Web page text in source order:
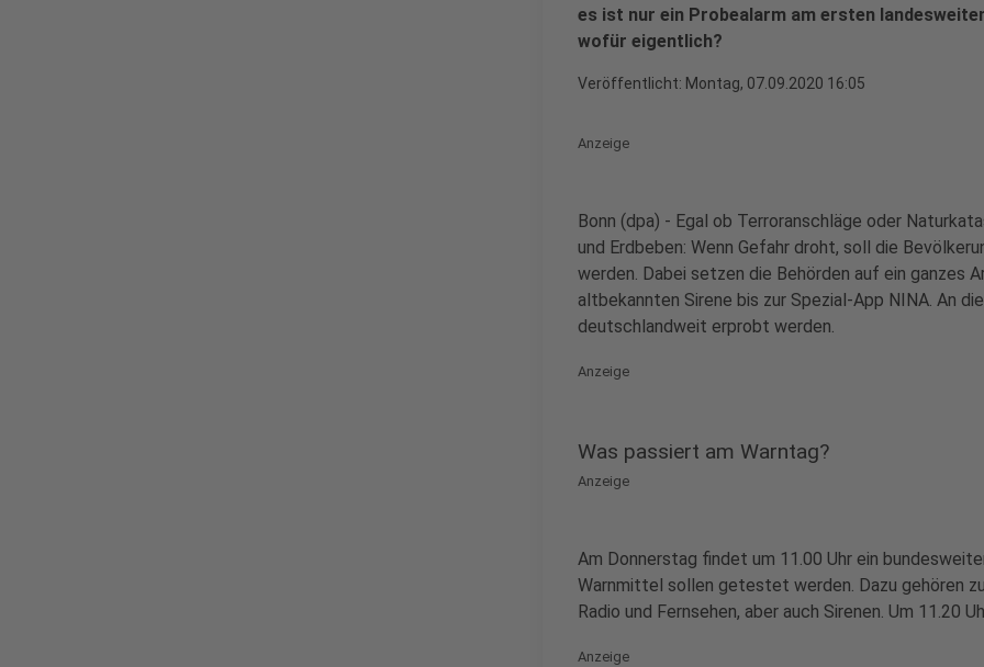
es ist nur ein Probealarm am ersten
wofür eigentlich?
Veröffentlicht: Montag, 07.09.2020 16:05
Anzeige
Bonn (dpa) - Egal ob Terroranschläge oder
und Erdbeben: Wenn Gefahr droht, soll die
werden. Dabei setzen die Behörden auf ein ganzes
altbekannten Sirene bis zur Spezial-App NINA. An
deutschlandweit erprobt werden.
Anzeige
Was passiert am Warntag?
Anzeige
Am Donnerstag findet um 11.00 Uhr ein
Warnmittel sollen getestet werden. Dazu gehören
Radio und Fernsehen, aber auch Sirenen. Um 11.20
Anzeige